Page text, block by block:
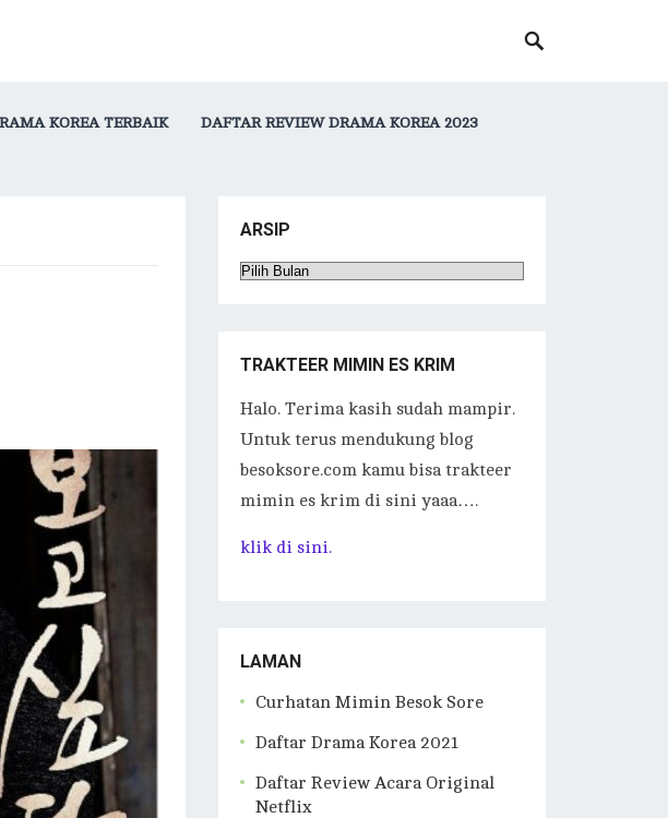
KOREA TERBAIK DAFTAR REVIEW DRAMA KOREA 2023
ARSIP
Arsip
TRAKTEER MIMIN ES KRIM
Halo. Terima kasih sudah mampir.
Untuk terus mendukung blog
besoksore.com kamu bisa trakteer
mimin es krim di sini yaaa….
klik di sini.
LAMAN
Curhatan Mimin Besok Sore
Daftar Drama Korea 2021
Daftar Review Acara Original
Netflix